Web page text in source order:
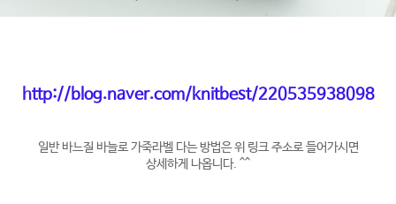
http://blog.naver.com/knitbest/220535938098
일반 바느질 바늘로 가죽라벨 다는 방법은 위 링크 주소로 들어가시면
상세하게 나옵니다. ^^